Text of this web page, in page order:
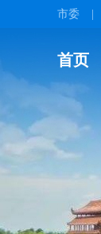
市委
首页